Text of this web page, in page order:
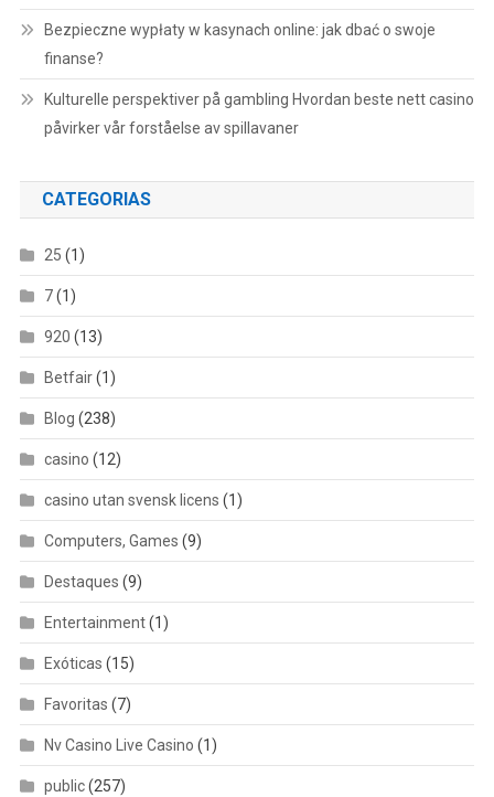
Bezpieczne wypłaty w kasynach online: jak dbać o swoje
finanse?
Kulturelle perspektiver på gambling Hvordan beste nett casino
påvirker vår forståelse av spillavaner
CATEGORIAS
25 (1)
7(1)
920 (13)
Betfair(1)
Blog (238)
casino (12)
casino utan svensk licens (1)
Computers, Games (9)
Destaques (9)
Entertainment(1)
Exóticas (15)
Favoritas (7)
Nv Casino Live Casino (1)
public(257)